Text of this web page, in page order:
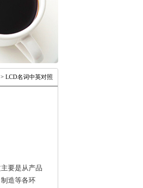
> LCD名词中英对照
要是从产品
造等各环